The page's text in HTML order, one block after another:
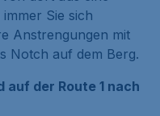
Sie sich
Anstrengungen mit
Notch auf dem Berg.
auf der Route 1 nach